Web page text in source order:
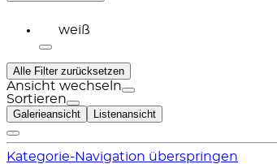
weiß
Alle Filter zurücksetzen
Ansicht wechseln
Sortieren
Galerieansicht Listenansicht
Kategorie-Navigation überspringen